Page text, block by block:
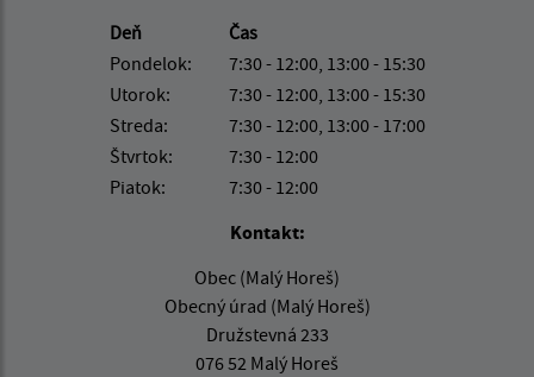
Deň
Čas
Pondelok:
7:30 - 12:00, 13:00 - 15:30
Utorok:
7:30 - 12:00, 13:00 - 15:30
Streda:
7:30 - 12:00, 13:00 - 17:00
Štvrtok:
7:30 - 12:00
Piatok:
7:30 - 12:00
Kontakt:
Obec (Malý Horeš)
Obecný úrad (Malý Horeš)
Družstevná 233
076 52 Malý Horeš